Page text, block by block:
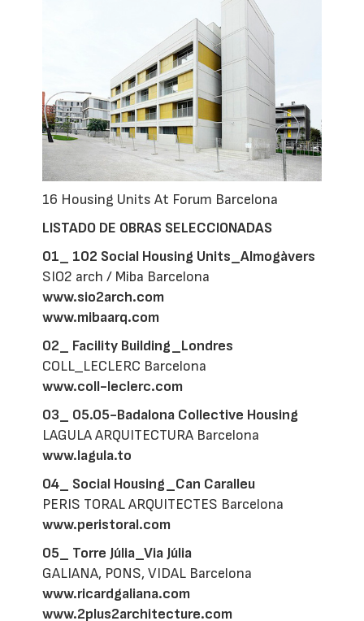
16 Housing Units At Forum Barcelona
LISTADO DE OBRAS SELECCIONADAS
01_ 102 Social Housing Units_Almogàvers
SIO2 arch / Miba Barcelona
www.sio2arch.com
www.mibaarq.com
02_ Facility Building_Londres
COLL_LECLERC Barcelona
www.coll-leclerc.com
03_ 05.05-Badalona Collective Housing
LAGULA ARQUITECTURA Barcelona
www.lagula.to
04_ Social Housing_Can Caralleu
PERIS TORAL ARQUITECTES Barcelona
www.peristoral.com
05_ Torre Júlia_Via Júlia
GALIANA, PONS, VIDAL Barcelona
www.ricardgaliana.com
www.2plus2architecture.com